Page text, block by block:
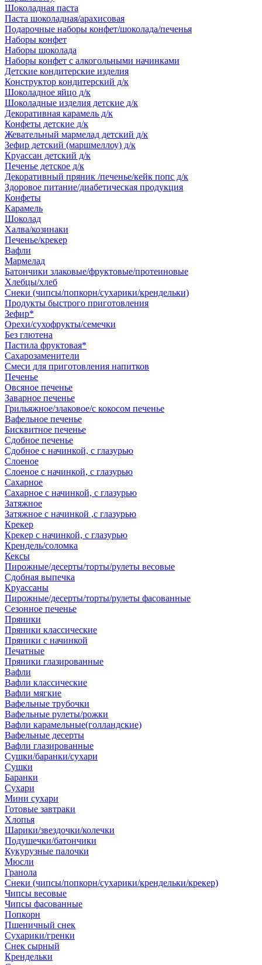
Шоколадная паста
Паста шоколадная/арахисовая
Подарочные наборы конфет/шоколада/печенья
Наборы конфет
Наборы шоколада
Наборы конфет с алкогольными начинками
Детские кондитерские изделия
Конструктор кондитерский д/к
Шоколадное яйцо д/к
Шоколадные изделия детские д/к
Декоративная карамель д/к
Конфеты детские д/к
Жевательный мармелад детский д/к
Зефир детский (маршмеллоу) д/к
Круассан детский д/к
Печенье детское д/к
Декоративный пряник /печенье/кейк попс д/к
Здоровое питание/диабетическая продукция
Конфеты
Карамель
Шоколад
Халва/козинаки
Печенье/крекер
Вафли
Мармелад
Батончики злаковые/фруктовые/протеиновые
Хлебцы/хлеб
Снеки (чипсы/попкорн/сухарики/крендельки)
Продукты быстрого приготовления
Зефир*
Орехи/сухофрукты/семечки
Без глютена
Пастила фруктовая*
Сахарозаменители
Смеси для приготовления напитков
Печенье
Овсяное печенье
Заварное печенье
Грильяжное/злаковое/с кокосом печенье
Вафельное печенье
Бисквитное печенье
Сдобное печенье
Сдобное с начинкой, с глазурью
Слоеное
Слоеное с начинкой, с глазурью
Сахарное
Сахарное с начинкой, с глазурью
Затяжное
Затяжное с начинкой ,с глазурью
Крекер
Крекер с начинкой, с глазурью
Крендель/соломка
Кексы
Пирожные/десерты/торты/рулеты весовые
Сдобная выпечка
Круассаны
Пирожные/десерты/торты/рулеты фасованные
Сезонное печенье
Пряники
Пряники классические
Пряники с начинкой
Печатные
Пряники глазированные
Вафли
Вафли классические
Вафли мягкие
Вафельные трубочки
Вафельные рулеты/рожки
Вафли карамельные(голландские)
Вафельные десерты
Вафли глазированные
Сушки/баранки/сухари
Сушки
Баранки
Сухари
Мини сухари
Готовые завтраки
Хлопья
Шарики/звездочки/колечки
Подушечки/батончики
Кукурузные палочки
Мюсли
Гранола
Снеки (чипсы/попкорн/сухарики/крендельки/крекер)
Чипсы весовые
Чипсы фасованные
Попкорн
Пшеничный снек
Сухарики/гренки
Снек сырный
Крендельки